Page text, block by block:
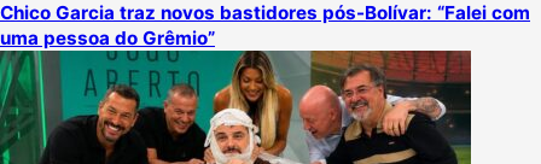
Chico Garcia traz novos bastidores pós-Bolívar: “Falei com
uma pessoa do Grêmio”